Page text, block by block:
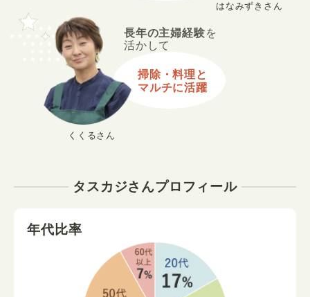
くくるさん
長年の主婦経験を
活かして
掃除・料理と
マルチに活躍
はなみずきさん
タスカジさんプロフィール
年代比率